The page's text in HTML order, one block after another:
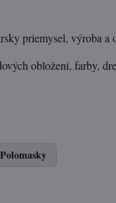
priemysel, výroba a
obložení, farby,
Polomasky